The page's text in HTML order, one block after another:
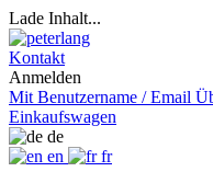
Lade Inhalt...
Kontakt
Anmelden
Mit Benutzername / Email
Einkaufswagen
de
en
fr